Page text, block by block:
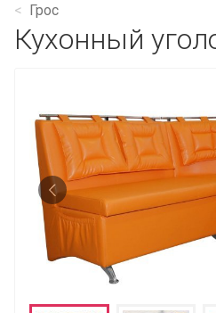
Грос
Кухонный